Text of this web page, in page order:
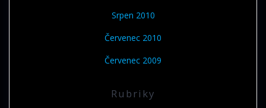
Srpen 2010
Červenec 2010
Červenec 2009
Rubriky